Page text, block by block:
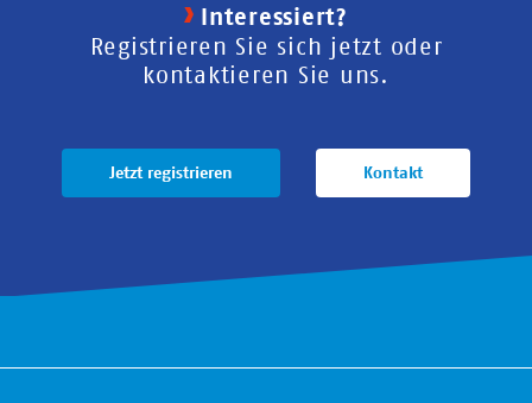
Interessiert?
Registrieren Sie sich jetzt oder
kontaktieren Sie uns.
Jetzt registrieren Kontakt